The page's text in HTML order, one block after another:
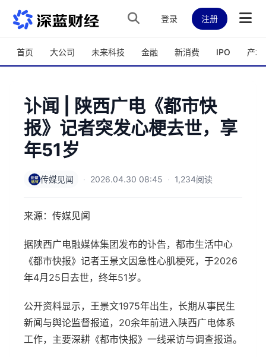
跳转到主内容
登录 注册
首页 大公司 未来科技 金融 新消费 IPO 产城
讣闻 | 陕西广电《都市快
报》记者突发心梗去世，享
年51岁
传媒见闻 · 2026.04.30 08:45 · 1,234阅读
来源：传媒见闻
据陕西广电融媒体集团发布的讣告，都市生活中心
《都市快报》记者王景文因急性心肌梗死，于2026
年4月25日去世，终年51岁。
公开资料显示，王景文1975年出生，长期从事民生
新闻与舆论监督报道，20余年前进入陕西广电体系
工作，主要深耕《都市快报》一线采访与调查报道。